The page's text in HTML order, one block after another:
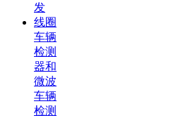
发
线圈
车辆
检测
器和
微波
车辆
检测